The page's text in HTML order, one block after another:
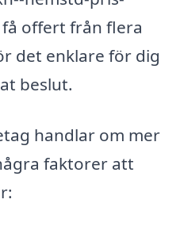
offert från flera
det enklare för dig
beslut.
handlar om mer
faktorer att